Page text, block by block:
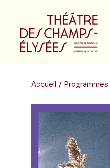
Accueil / Programmes